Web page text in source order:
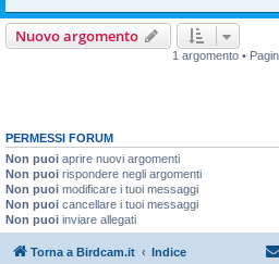
Nuovo argomento
1 argomento •
PERMESSI FORUM
Non puoi aprire nuovi argomenti
Non puoi rispondere negli argomenti
Non puoi modificare i tuoi messaggi
Non puoi cancellare i tuoi messaggi
Non puoi inviare allegati
Torna a Birdcam.it Indice